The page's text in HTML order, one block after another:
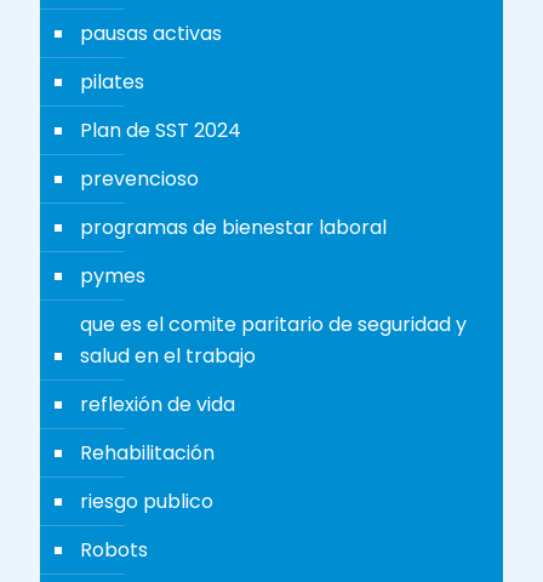
pausas activas
pilates
Plan de SST 2024
prevencioso
programas de bienestar laboral
pymes
que es el comite paritario de seguridad y
salud en el trabajo
reflexión de vida
Rehabilitación
riesgo publico
Robots